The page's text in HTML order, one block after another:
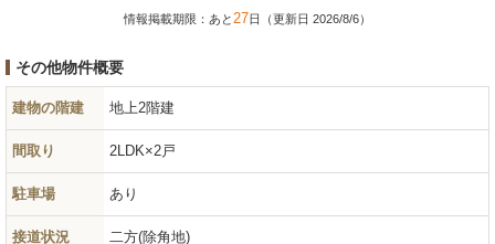
情報掲載期限：あと27日（更新日 2026/8/6）
その他物件概要
建物の階建 地上2階建
間取り 2LDK×2戸
駐車場 あり
接道状況 二方(除角地)